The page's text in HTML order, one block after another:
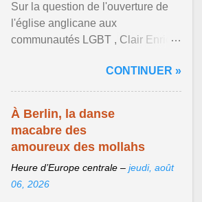
Sur la question de l'ouverture de
l'église anglicane aux
communautés LGBT , Clair Enrick
une position tranchée. Afficher
l'article ...
CONTINUER »
À Berlin, la danse
macabre des
amoureux des mollahs
Heure d’Europe centrale – jeudi, août
06, 2026